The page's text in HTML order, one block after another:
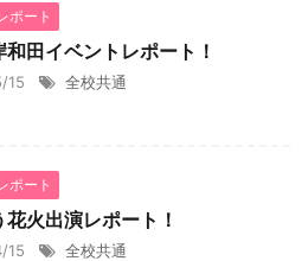
ポート
和田イベントレポート！
15 全校共通
ポート
花火出演レポート！
15 全校共通